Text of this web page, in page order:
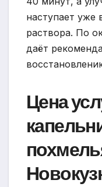
наступает уже
раствора. По
даёт
Цена